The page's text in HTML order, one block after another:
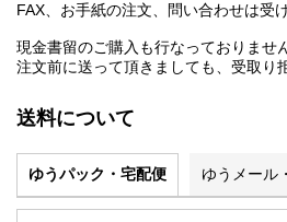
FAX、お手紙の注文、問い合わせは受
現金書留のご購入も行なっておりません
注文前に送って頂きましても、受取り
送料について
ゆうパック・宅配便 ゆうメール